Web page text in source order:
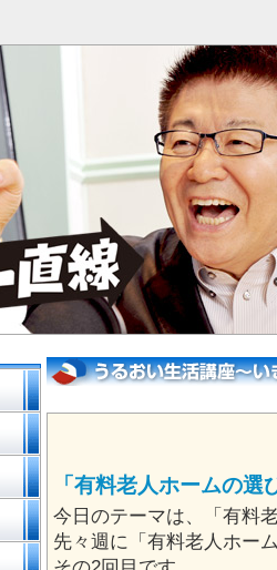
「有料老人ホームの選
今日のテーマは、「有料
先々週に「有料老人ホー